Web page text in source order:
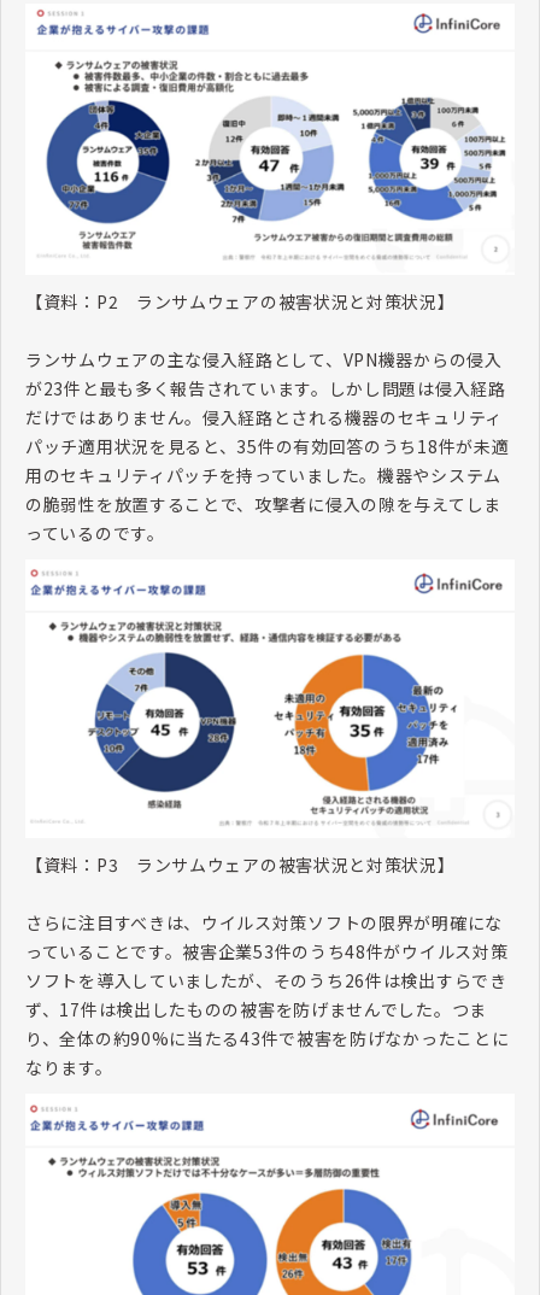
【資料： P2 ランサムウェアの被害状況と対策状況】
ランサムウェアの主な侵入経路として、 VPN機器からの侵入
が23件と最も多く報告されています。しかし問題は侵入経路
だけではありません。侵入経路とされる機器のセキュリティ
パッチ適用状況を見ると、 35件の有効回答のうち 18件が未適
用のセキュリティパッチを持っていました。機器やシステム
の脆弱性を放置することで、攻撃者に侵入の隙を与えてしま
っているのです。
【資料： P3 ランサムウェアの被害状況と対策状況】
さらに注目すべきは、ウイルス対策ソフトの限界が明確にな
っていることです。被害企業53件のうち48件がウイルス対策
ソフトを導入していましたが、そのうち 26件は検出すらでき
ず、 17件は検出したものの被害を防げませんでした。つま
り、全体の約90%に当たる43件で被害を防げなかったことに
なります。